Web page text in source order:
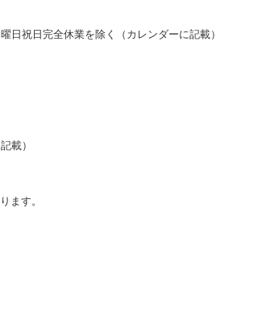
祝日完全休業を除く（カレンダーに記載）
載）
ます。